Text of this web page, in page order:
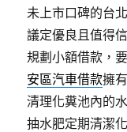
未上市口碑的台
議定優良且值得
規劃小額借款，
安區汽車借款擁
清理化糞池內的
抽水肥定期清潔